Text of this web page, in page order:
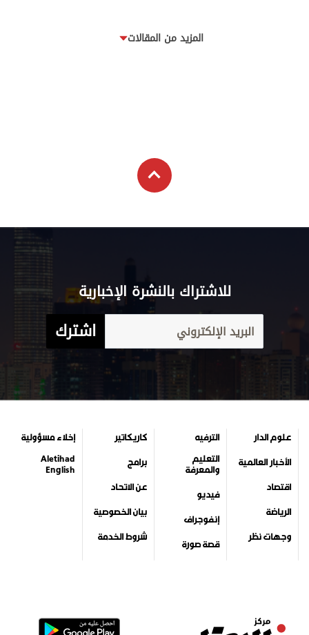
المزيد من المقالات
للاشتراك بالنشرة الإخبارية
اشترك
علوم الدار
الأخبار العالمية
اقتصاد
الرياضة
وجهات نظر
الترفيه
التعليم
والمعرفة
فيديو
إنفوجراف
قصة صورة
كاريكاتير
برامج
عن الاتحاد
بيان الخصوصية
شروط الخدمة
إخلاء مسؤولية
Aletihad
English